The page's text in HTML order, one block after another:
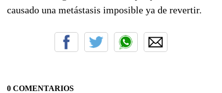
causado una metástasis imposible ya de revertir.
0 COMENTARIOS